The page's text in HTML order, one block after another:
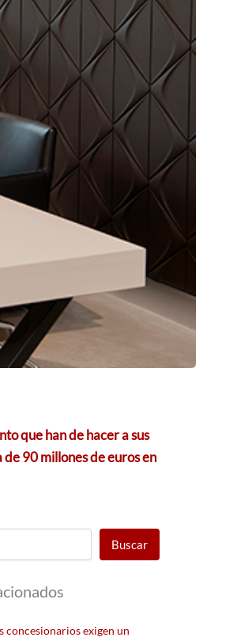
que han de hacer a sus
90 millones de euros en
Buscar
concesionarios exigen un